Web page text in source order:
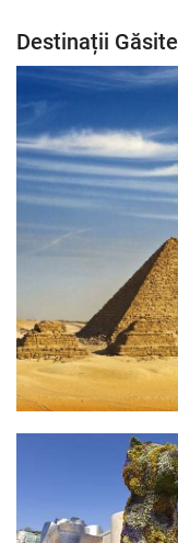
Destinații Găsite